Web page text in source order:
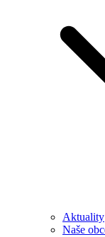
Aktuality
Naše